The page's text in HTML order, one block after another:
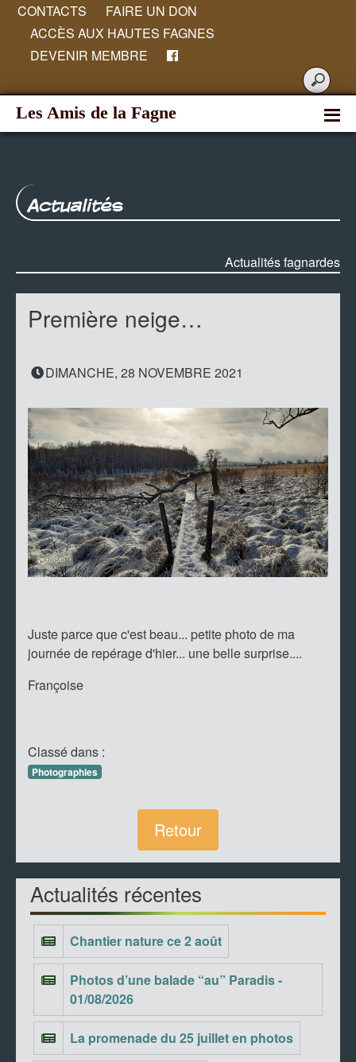
CONTACTS
FAIRE UN DON
ACCÈS AUX HAUTES FAGNES
DEVENIR MEMBRE
Les Amis de la Fagne
Actualités
Actualités fagnardes
Première neige…
DIMANCHE, 28 NOVEMBRE 2021
Juste parce que c'est beau... petite photo de ma
journée de repérage d'hier... une belle surprise....
Françoise
Classé dans :
Photographies
Retour
Actualités récentes
Chantier nature ce 2 août
Photos d’une balade “au” Paradis -
01/08/2026
La promenade du 25 juillet en photos